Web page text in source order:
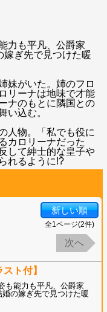
力も平凡、公爵家
嫁ぎ先で見つけた暖
妹がいた。姉のフロ
リーナは地味で才能
ナのもとに隣国との
い込む。
人物。「私でも役に
カロリーナだった
して紳士的な皇子や
れるように!?
新しい順
全1ページ(2件)
次へ
ト付】
も能力も平凡、公爵家
婚の嫁ぎ先で見つけた暖